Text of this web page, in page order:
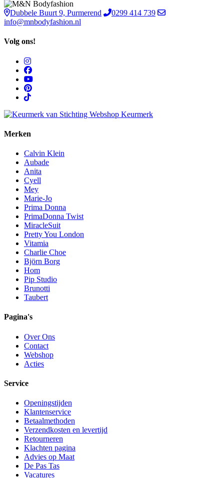
Dubbele Buurt 9, Purmerend
0299 414 739
info@mnbodyfashion.nl
Volg ons!
Merken
Calvin Klein
Aubade
Anita
Cyell
Mey
Marie-Jo
Prima Donna
PrimaDonna Twist
MiracleSuit
Pretty You London
Vitamia
Charlie Choe
Björn Borg
Hom
Pip Studio
Brunotti
Taubert
Pagina's
Over Ons
Contact
Webshop
Acties
Service
Openingstijden
Klantenservice
Betaalmethoden
Verzendkosten en levertijd
Retourneren
Klachten pagina
Advies op Maat
De Pas Tas
Vacatures